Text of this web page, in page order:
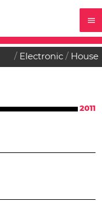
Electronic House
2011